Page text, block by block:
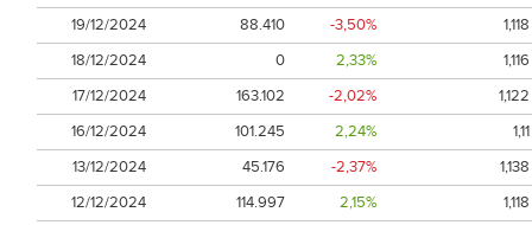
19/12/2024
88.410 -3,50%
1,118
18/12/2024
0 2,33%
1,116
17/12/2024
163.102 -2,02%
1,122
16/12/2024
101.245 2,24%
1,11
13/12/2024
45.176 -2,37%
1,138
12/12/2024
114.997 2,15%
1,118